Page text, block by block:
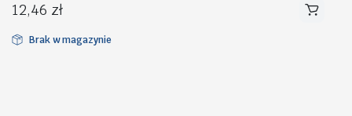
12,46 zł
Brak w magazynie